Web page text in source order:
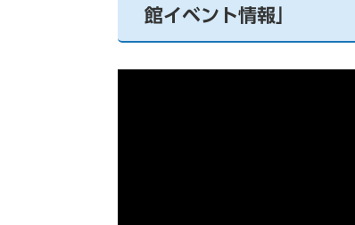
館イベント情報」